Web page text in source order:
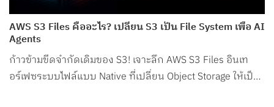
AWS S3 Files คืออะไร? เปลี่ยน S3 เป็น File System เพื่อ AI
Agents
ก้าวข้ามขีดจำกัดเดิมของ S3! เจาะลึก AWS S3 Files อินเท
อร์เฟซระบบไฟล์แบบ Native ที่เปลี่ยน Object Storage ให้เป็น